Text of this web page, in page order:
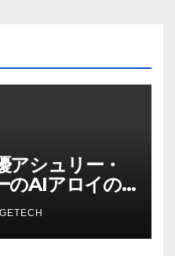
アシュリー・
のAIアロイの
ムパフォー
式に不安を
IGN